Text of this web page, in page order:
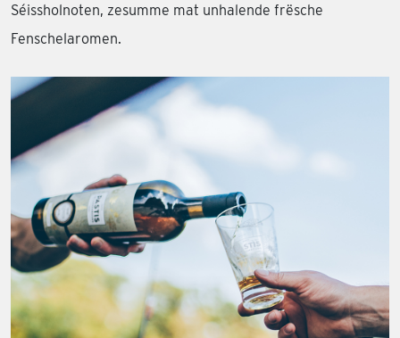
Séissholnoten, zesumme mat unhalende frësche
Fenschelaromen.